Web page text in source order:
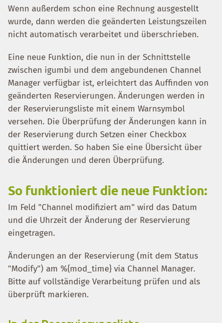
Wenn außerdem schon eine Rechnung ausgestellt
wurde, dann werden die geänderten Leistungszeilen
nicht automatisch verarbeitet und überschrieben.
Eine neue Funktion, die nun in der Schnittstelle
zwischen igumbi und dem angebundenen Channel
Manager verfügbar ist, erleichtert das Auffinden von
geänderten Reservierungen. Änderungen werden in
der Reservierungsliste mit einem Warnsymbol
versehen. Die Überprüfung der Änderungen kann in
der Reservierung durch Setzen einer Checkbox
quittiert werden. So haben Sie eine Übersicht über
die Änderungen und deren Überprüfung.
So funktioniert die neue Funktion:
Im Feld "Channel modifiziert am" wird das Datum
und die Uhrzeit der Änderung der Reservierung
eingetragen.
Änderungen an der Reservierung (mit dem Status
"Modify") am %{mod_time} via Channel Manager.
Bitte auf vollständige Verarbeitung prüfen und als
überprüft markieren.